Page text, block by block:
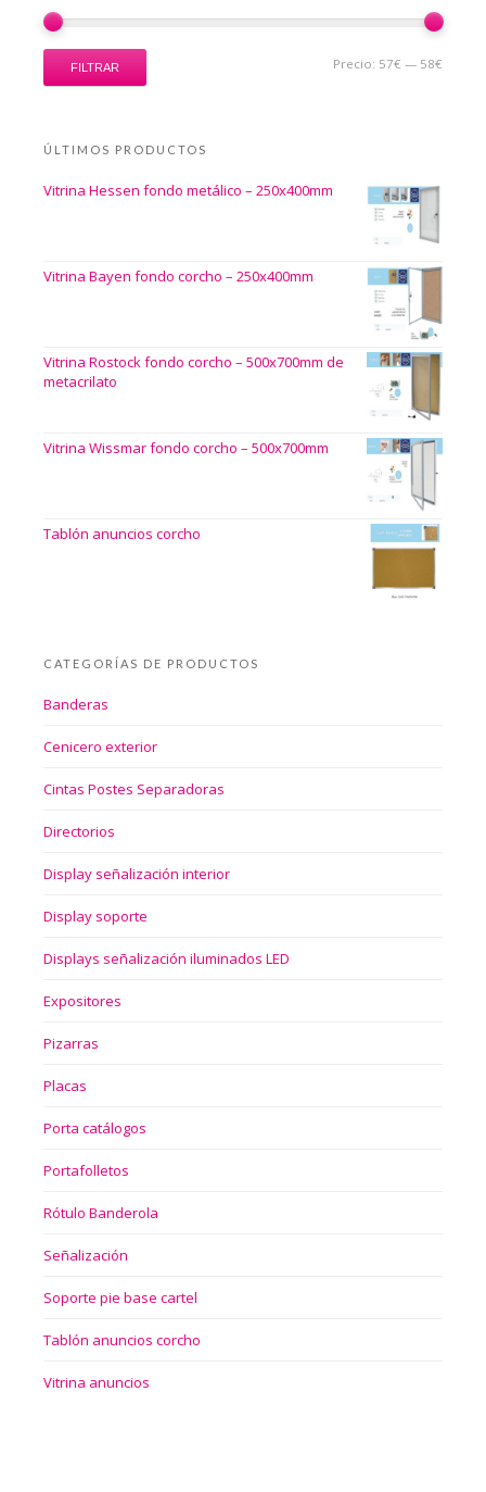
FILTRAR Precio: 57€ — 58€
ÚLTIMOS PRODUCTOS
Vitrina Hessen fondo metálico – 250x400mm
Vitrina Bayen fondo corcho – 250x400mm
Vitrina Rostock fondo corcho – 500x700mm de
metacrilato
Vitrina Wissmar fondo corcho – 500x700mm
Tablón anuncios corcho
CATEGORÍAS DE PRODUCTOS
Banderas
Cenicero exterior
Cintas Postes Separadoras
Directorios
Display señalización interior
Display soporte
Displays señalización iluminados LED
Expositores
Pizarras
Placas
Porta catálogos
Portafolletos
Rótulo Banderola
Señalización
Soporte pie base cartel
Tablón anuncios corcho
Vitrina anuncios